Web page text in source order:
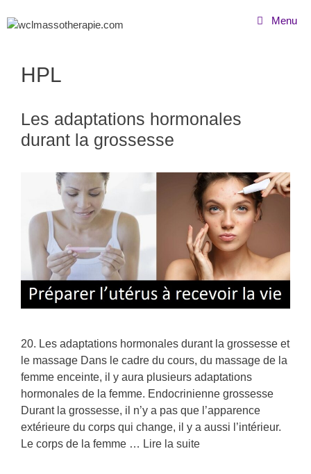
Menu
HPL
Les adaptations hormonales
durant la grossesse
20. Les adaptations hormonales durant la grossesse et
le massage Dans le cadre du cours, du massage de la
femme enceinte, il y aura plusieurs adaptations
hormonales de la femme. Endocrinienne grossesse
Durant la grossesse, il n’y a pas que l’apparence
extérieure du corps qui change, il y a aussi l’intérieur.
Le corps de la femme … Lire la suite